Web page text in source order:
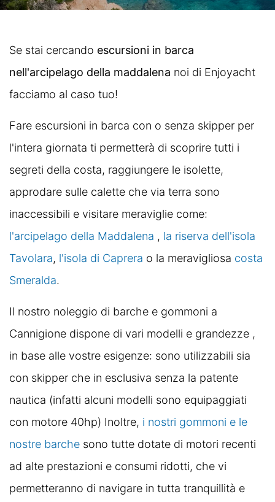
Se stai cercando escursioni in barca
nell'arcipelago della maddalena noi di Enjoyacht
facciamo al caso tuo!
Fare escursioni in barca con o senza skipper per
l'intera giornata ti permetterà di scoprire tutti i
segreti della costa, raggiungere le isolette,
approdare sulle calette che via terra sono
inaccessibili e visitare meraviglie come:
l'arcipelago della Maddalena , la riserva dell'isola
Tavolara, l'isola di Caprera o la meravigliosa costa
Smeralda.
Il nostro noleggio di barche e gommoni a
Cannigione dispone di vari modelli e grandezze ,
in base alle vostre esigenze: sono utilizzabili sia
con skipper che in esclusiva senza la patente
nautica (infatti alcuni modelli sono equipaggiati
con motore 40hp) Inoltre, i nostri gommoni e le
nostre barche sono tutte dotate di motori recenti
ad alte prestazioni e consumi ridotti, che vi
permetteranno di navigare in tutta tranquillità e